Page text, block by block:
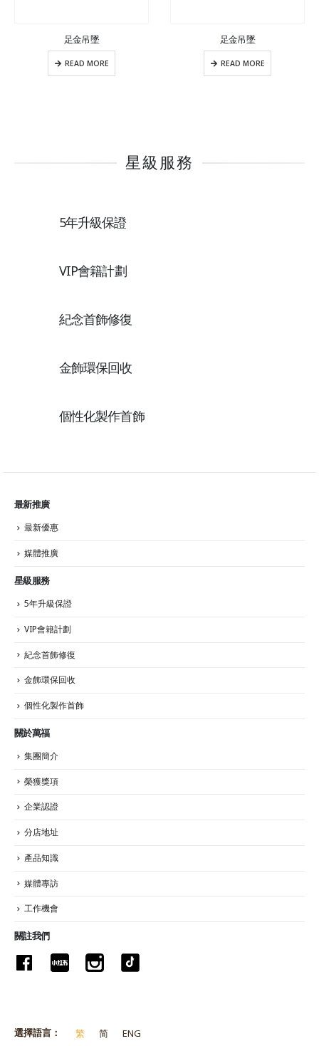
足金吊墜
READ MORE
足金吊墜
READ MORE
星級服務
5年升級保證
VIP會籍計劃
紀念首飾修復
金飾環保回收
個性化製作首飾
最新推廣
最新優惠
媒體推廣
星級服務
5年升級保證
VIP會籍計劃
紀念首飾修復
金飾環保回收
個性化製作首飾
關於萬福
集團簡介
榮獲獎項
企業認證
分店地址
產品知識
媒體專訪
工作機會
關註我們
選擇語言： 繁 简 ENG